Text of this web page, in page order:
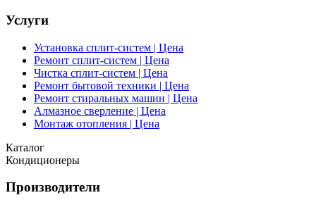
Услуги
Установка сплит-систем | Цена
Ремонт сплит-систем | Цена
Чистка сплит-систем | Цена
Ремонт бытовой техники | Цена
Ремонт стиральных машин | Цена
Алмазное сверление | Цена
Монтаж отопления | Цена
Каталог
Кондиционеры
Производители